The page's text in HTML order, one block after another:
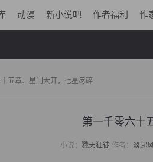
动漫 新小说吧 作者福利 作
五章、星门大开，七星尽碎
第一千零六十
小说： 戮天狂徒作者： 淡起